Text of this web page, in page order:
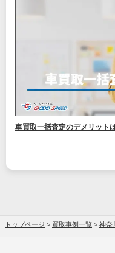
車買取一括査定のデメリット
トップページ > 買取事例一覧 > 神奈